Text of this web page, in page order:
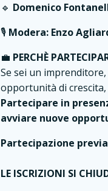
🔹 Domenico
🎙 Modera: Enzo
💼 PERCHÈ
Se sei un
opportunità di
Partecipare in
avviare nuove
Partecipazione
LE ISCRIZIONI SI